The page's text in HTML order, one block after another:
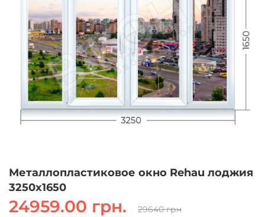
Металлопластиковое окно Rehau лоджия
3250х1650
24959.00 грн. 29640 грн